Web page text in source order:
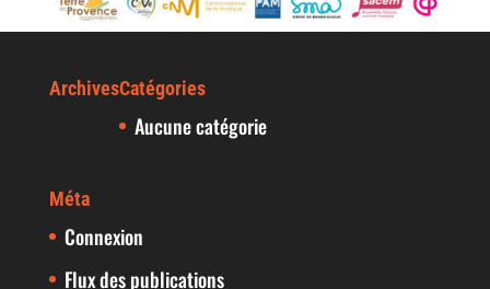
ArchivesCatégories
Aucune catégorie
Méta
Connexion
Flux des publications